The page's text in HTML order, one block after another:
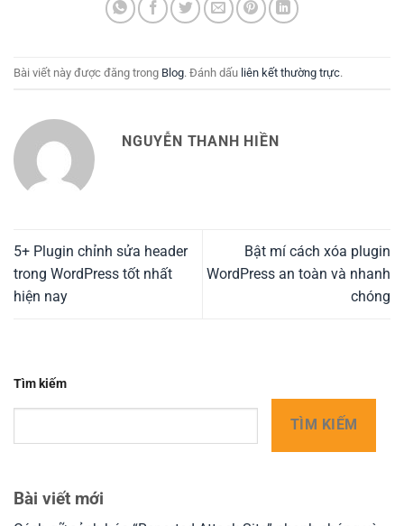
Bài viết này được đăng trong Blog. Đánh dấu liên kết thường trực.
NGUYỄN THANH HIỀN
5+ Plugin chỉnh sửa header
trong WordPress tốt nhất
hiện nay
Bật mí cách xóa plugin
WordPress an toàn và nhanh
chóng
Tìm kiếm
TÌM KIẾM
Bài viết mới